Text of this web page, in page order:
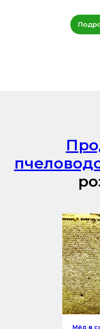
Мёд в